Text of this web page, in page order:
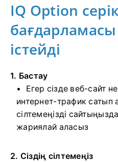
IQ Option
істейді
1. Бастау
Егер сізде веб-сайт
интернет-трафик сатып
сілтемеңізді
жариялай аласыз
2. Сіздің сілтемеңіз